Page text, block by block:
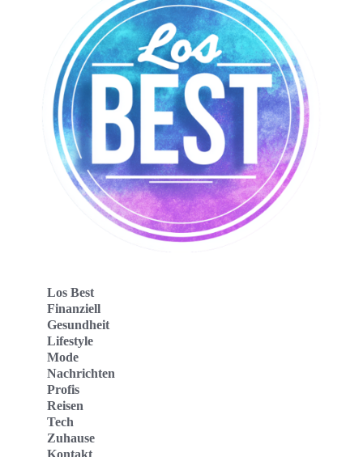
Los Best
Finanziell
Gesundheit
Lifestyle
Mode
Nachrichten
Profis
Reisen
Tech
Zuhause
Kontakt